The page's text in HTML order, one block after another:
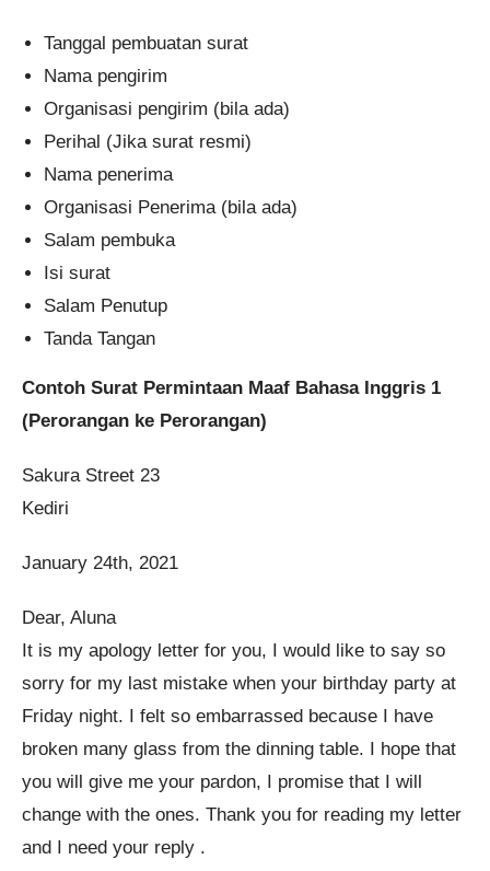
Tanggal pembuatan surat
Nama pengirim
Organisasi pengirim (bila ada)
Perihal (Jika surat resmi)
Nama penerima
Organisasi Penerima (bila ada)
Salam pembuka
Isi surat
Salam Penutup
Tanda Tangan
Contoh Surat Permintaan Maaf Bahasa Inggris 1
(Perorangan ke Perorangan)
Sakura Street 23
Kediri
January 24th, 2021
Dear, Aluna
It is my apology letter for you, I would like to say so
sorry for my last mistake when your birthday party at
Friday night. I felt so embarrassed because I have
broken many glass from the dinning table. I hope that
you will give me your pardon, I promise that I will
change with the ones. Thank you for reading my letter
and I need your reply .